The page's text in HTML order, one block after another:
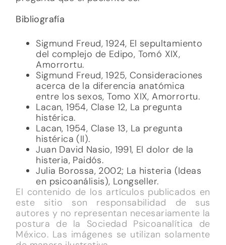
Bibliografía
Sigmund Freud, 1924, El sepultamiento
del complejo de Edipo, Tomó XIX,
Amorrortu.
Sigmund Freud, 1925, Consideraciones
acerca de la diferencia anatómica
entre los sexos, Tomo XIX, Amorrortu.
Lacan, 1954, Clase 12, La pregunta
histérica.
Lacan, 1954, Clase 13, La pregunta
histérica (II).
Juan David Nasio, 1991, El dolor de la
histeria, Paidós.
Julia Borossa, 2002; La histeria (Ideas
en psicoanálisis), Longseller.
El contenido de los artículos publicados en
este sitio son responsabilidad de sus
autores y no representan necesariamente la
postura de la Sociedad Psicoanalítica de
México. Las imágenes se utilizan solamente